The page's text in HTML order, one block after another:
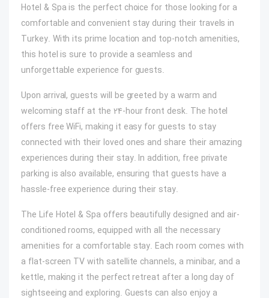
Hotel & Spa is the perfect choice for those looking for a
comfortable and convenient stay during their travels in
Turkey. With its prime location and top-notch amenities,
this hotel is sure to provide a seamless and
unforgettable experience for guests.
Upon arrival, guests will be greeted by a warm and
welcoming staff at the 24-hour front desk. The hotel
offers free WiFi, making it easy for guests to stay
connected with their loved ones and share their amazing
experiences during their stay. In addition, free private
parking is also available, ensuring that guests have a
hassle-free experience during their stay.
The Life Hotel & Spa offers beautifully designed and air-
conditioned rooms, equipped with all the necessary
amenities for a comfortable stay. Each room comes with
a flat-screen TV with satellite channels, a minibar, and a
kettle, making it the perfect retreat after a long day of
sightseeing and exploring. Guests can also enjoy a